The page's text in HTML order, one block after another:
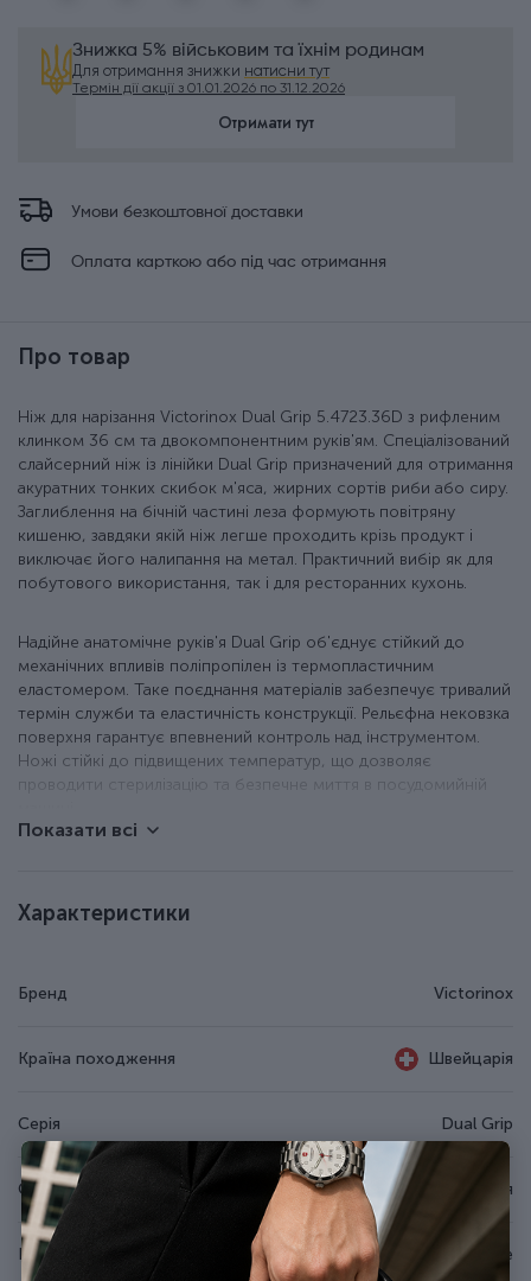
Знижка 5% військовим та їхнім родинам
Для отримання знижки натисни тут
Термін дії акції з 01.01.2026 по 31.12.2026
Отримати тут
Умови безкоштовної доставки
Оплата карткою або під час отримання
Про товар
Ніж для нарізання Victorinox Dual Grip 5.4723.36D з рифленим
клинком 36 см та двокомпонентним руків'ям. Спеціалізований
слайсерний ніж із лінійки Dual Grip призначений для отримання
акуратних тонких скибок м'яса, жирних сортів риби або сиру.
Заглиблення на бічній частині леза формують повітряну
кишеню, завдяки якій ніж легше проходить крізь продукт і
виключає його налипання на метал. Практичний вибір як для
побутового використання, так і для ресторанних кухонь.
Надійне анатомічне руків'я Dual Grip об'єднує стійкий до
механічних впливів поліпропілен із термопластичним
еластомером. Таке поєднання матеріалів забезпечує тривалий
термін служби та еластичність конструкції. Рельєфна нековзка
поверхня гарантує впевнений контроль над інструментом.
Ножі стійкі до підвищених температур, що дозволяє
проводити стерилізацію та безпечне миття в посудомийній
Ніж для нарізання / Slicing.
Руків'я Dual Grip: поліпропілен (PP) всередині +
Вага - 235 г.
лезі).
Показати всі
Характеристики
Бренд Victorinox
Країна походження Швейцарія
Серія Dual Grip
Спеціалізація Для нарізання
Вид леза Рифлене